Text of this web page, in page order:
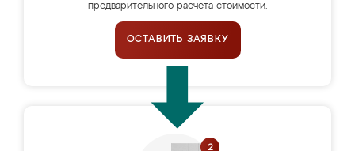
предварительного расчёта стоимости.
ОСТАВИТЬ ЗАЯВКУ